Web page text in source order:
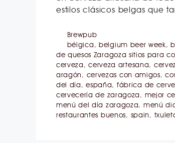
estilos clásicos belgas que
Brewpub
bélgica,belgium beer week,
de quesos Zaragoza sitios para
cerveza,cerveza artesana,
aragón, cervezas con amigos,
del día,españa,fábrica de
cervecería de zaragoza, mejor
menú del día zaragoza, menú
restaurantes buenos, spain,